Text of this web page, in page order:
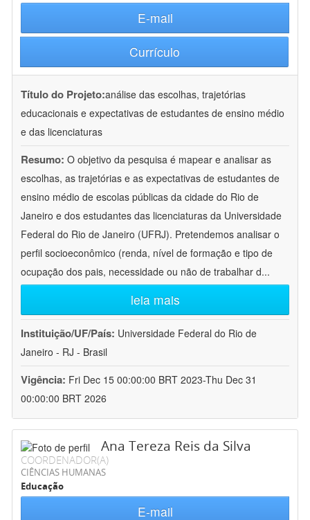
E-mail
Currículo
Título do Projeto:análise das escolhas, trajetórias
educacionais e expectativas de estudantes de ensino médio
e das licenciaturas
Resumo: O objetivo da pesquisa é mapear e analisar as
escolhas, as trajetórias e as expectativas de estudantes de
ensino médio de escolas públicas da cidade do Rio de
Janeiro e dos estudantes das licenciaturas da Universidade
Federal do Rio de Janeiro (UFRJ). Pretendemos analisar o
perfil socioeconômico (renda, nível de formação e tipo de
ocupação dos pais, necessidade ou não de trabalhar d...
leia mais
Instituição/UF/País: Universidade Federal do Rio de
Janeiro - RJ - Brasil
Vigência: Fri Dec 15 00:00:00 BRT 2023-Thu Dec 31
00:00:00 BRT 2026
Ana Tereza Reis da Silva
COORDENADOR(A)
CIÊNCIAS HUMANAS
Educação
E-mail